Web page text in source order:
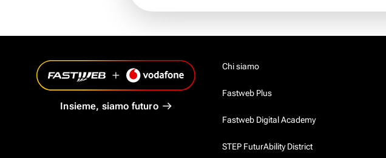
Insieme, siamo futuro
Chi siamo
Fastweb Plus
Fastweb Digital Academy
STEP FuturAbility District